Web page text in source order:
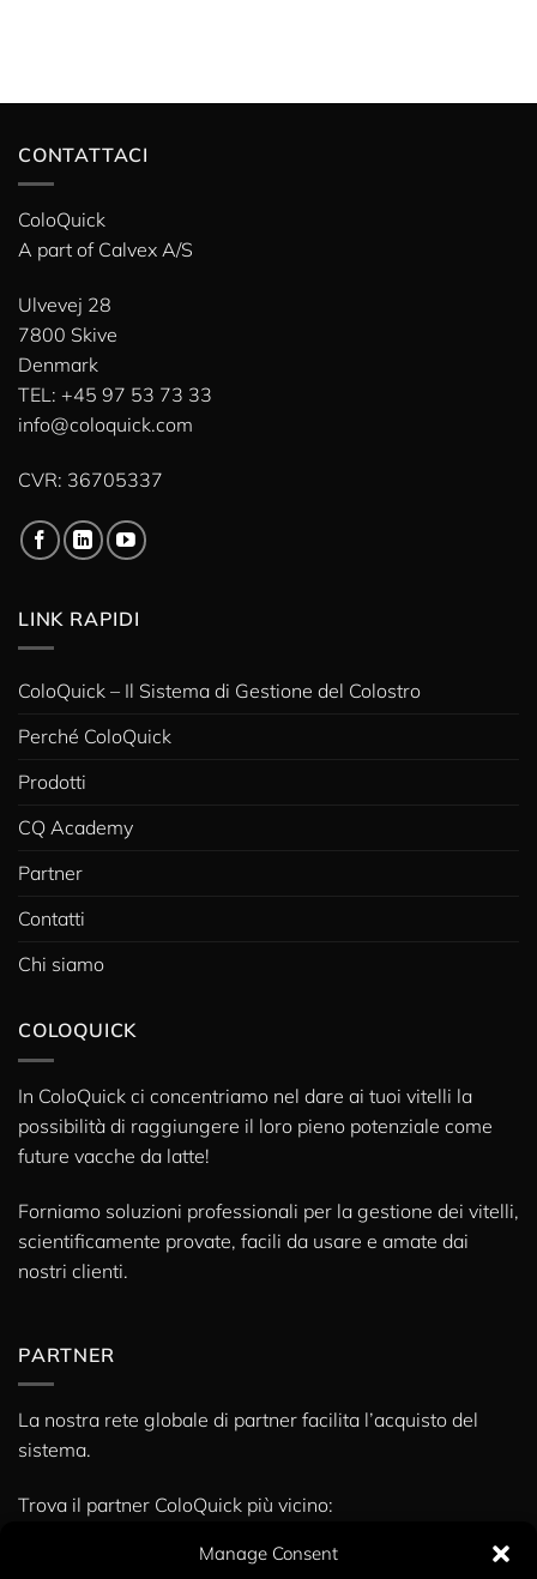
Manage Consent
CONTATTACI
ColoQuick
A part of Calvex A/S
Ulvevej 28
7800 Skive
Denmark
TEL: +45 97 53 73 33
info@coloquick.com
CVR: 36705337
LINK RAPIDI
ColoQuick – Il Sistema di Gestione del Colostro
Perché ColoQuick
Prodotti
CQ Academy
Partner
Contatti
Chi siamo
COLOQUICK
In ColoQuick ci concentriamo nel dare ai tuoi vitelli la
possibilità di raggiungere il loro pieno potenziale come
future vacche da latte!
Forniamo soluzioni professionali per la gestione dei vitelli,
scientificamente provate, facili da usare e amate dai
nostri clienti.
PARTNER
La nostra rete globale di partner facilita l’acquisto del
sistema.
Trova il partner ColoQuick più vicino: